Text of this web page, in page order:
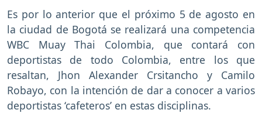
Es por lo anterior que el próximo 5 de agosto en
la ciudad de Bogotá se realizará una competencia
WBC Muay Thai Colombia, que contará con
deportistas de todo Colombia, entre los que
resaltan, Jhon Alexander Crsitancho y Camilo
Robayo, con la intención de dar a conocer a varios
deportistas ‘cafeteros’ en estas disciplinas.